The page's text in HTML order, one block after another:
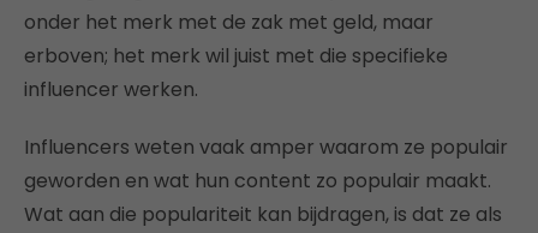
onder het merk met de zak met geld, maar
erboven; het merk wil juist met die specifieke
influencer werken.
Influencers weten vaak amper waarom ze populair
geworden en wat hun content zo populair maakt.
Wat aan die populariteit kan bijdragen, is dat ze als